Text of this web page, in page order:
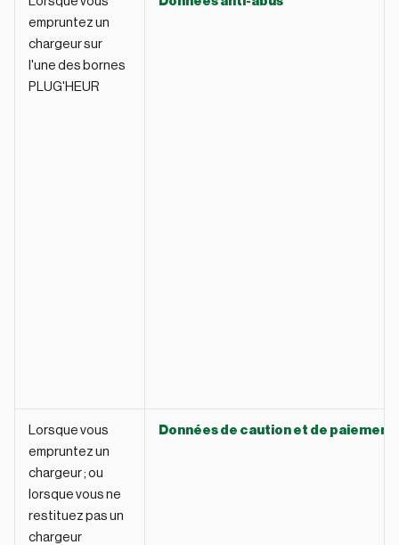
empruntez un
chargeur sur
l'une des bornes
PLUG'HEUR
Lorsque vous
empruntez un
chargeur ; ou
lorsque vous ne
restituez pas un
chargeur
Données de caution et de paiement